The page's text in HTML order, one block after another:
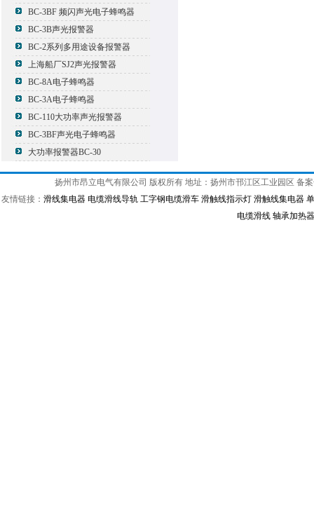
BC-3BF 频闪声光电子蜂鸣器
BC-3B声光报警器
BC-2系列多用途设备报警器
上海船厂SJ2声光报警器
BC-8A电子蜂鸣器
BC-3A电子蜂鸣器
BC-110大功率声光报警器
BC-3BF声光电子蜂鸣器
大功率报警器BC-30
扬州市昂立电气有限公司 版权所有 地址：扬州市邗江区工业园区 备
友情链接： 滑线集电器 电缆滑线导轨 工字钢电缆滑车 滑触线指示灯 滑触线集电器
电缆滑线 轴承加热器